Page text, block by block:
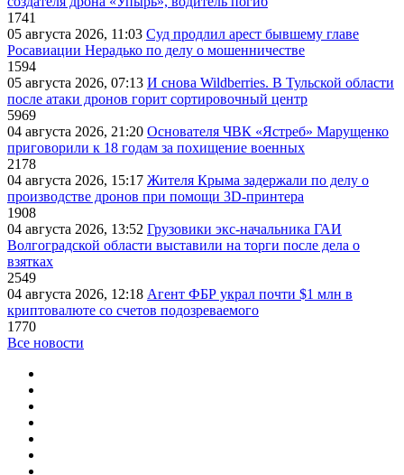
1741
05 августа 2026, 11:03 Суд продлил арест бывшему главе
Росавиации Нерадько по делу о мошенничестве
1594
05 августа 2026, 07:13 И снова Wildberries. В Тульской области
после атаки дронов горит сортировочный центр
5969
04 августа 2026, 21:20 Основателя ЧВК «Ястреб» Марущенко
приговорили к 18 годам за похищение военных
2178
04 августа 2026, 15:17 Жителя Крыма задержали по делу о
производстве дронов при помощи 3D‑принтера
1908
04 августа 2026, 13:52 Грузовики экс-начальника ГАИ
Волгоградской области выставили на торги после дела о
взятках
2549
04 августа 2026, 12:18 Агент ФБР украл почти $1 млн в
криптовалюте со счетов подозреваемого
1770
Все новости